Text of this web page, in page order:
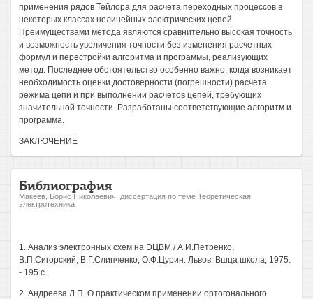
применения рядов Тейлора для расчета переходных процессов в
некоторых классах нелинейных электрических цепей.
Преимуществами метода являются сравнительно высокая точность
и возможность увеличения точности без изменения расчетных
формул и перестройки алгоритма и программы, реализующих
метод. Последнее обстоятельство особенно важно, когда возникает
необходимость оценки достоверности (погрешности) расчета
режима цепи и при выполнении расчетов цепей, требующих
значительной точности. Разработаны соответствующие алгоритм и
программа.
ЗАКЛЮЧЕНИЕ
Библиография
Макеев, Борис Николаевич, диссертация по теме Теоретическая
электротехника
1. Анализ электронных схем на ЭЦВМ / А.И.Петренко,
В.П.Сигорский, В.Г.Слипченко, О.Ф.Цурин. Львов: Вшца школа, 1975.
- 195 с.
2. Андреева Л.П. О практическом применении ортогонального